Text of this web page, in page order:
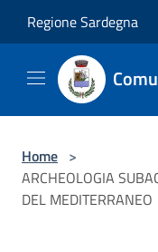
Regione Sardegna
Home >
ARCHEOLOGIA
DEL MEDITERRANEO